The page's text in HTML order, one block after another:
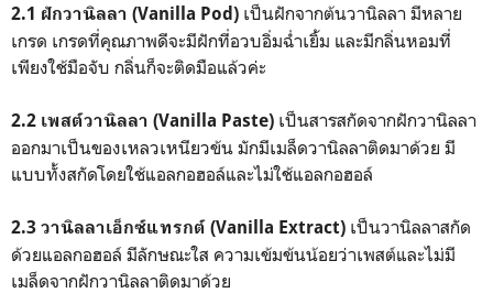
2.1 ฝักวานิลลา (Vanilla Pod) เป็นฝักจากต้นวานิลลา มีหลาย
เกรด เกรดที่คุณภาพดีจะมีฝักที่อวบอิ่มฉ่ำเยิ้ม และมีกลิ่นหอมที่
เพียงใช้มือจับ กลิ่นก็จะติดมือแล้วค่ะ
2.2 เพสต์วานิลลา (Vanilla Paste) เป็นสารสกัดจากฝักวานิลลา
ออกมาเป็นของเหลวเหนียวข้น มักมีเมล็ดวานิลลาติดมาด้วย มี
แบบทั้งสกัดโดยใช้แอลกอฮอล์และไม่ใช้แอลกอฮอล์
2.3 วานิลลาเอ็กซ์แทรกต์ (Vanilla Extract) เป็นวานิลลาสกัด
ด้วยแอลกอฮอล์ มีลักษณะใส ความเข้มข้นน้อยว่าเพสต์และไม่มี
เมล็ดจากฝักวานิลลาติดมาด้วย